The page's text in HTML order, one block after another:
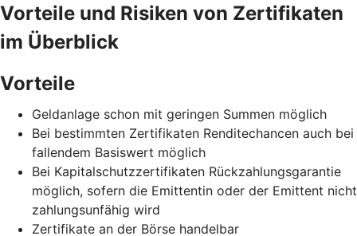
Vorteile und Risiken von Zertifikaten
im Überblick
Vorteile
Geldanlage schon mit geringen Summen möglich
Bei bestimmten Zertifikaten Renditechancen auch bei
fallendem Basiswert möglich
Bei Kapitalschutzzertifikaten Rückzahlungsgarantie
möglich, sofern die Emittentin oder der Emittent nicht
zahlungsunfähig wird
Zertifikate an der Börse handelbar